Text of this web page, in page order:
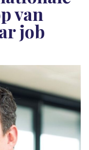
van
job